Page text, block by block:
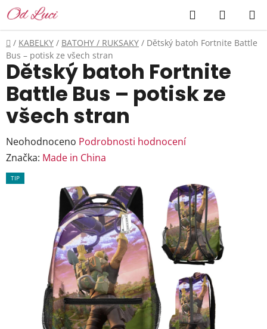
Přejít
na
obsah
Hledat
KOŠÍK
Domů
/ KABELKY / BATOHY / RUKSAKY / Dětský batoh Fortnite Battle
Bus – potisk ze všech stran
Dětský batoh Fortnite
Battle Bus – potisk ze
všech stran
Průměrné
hodnocení
produktu
hvězdiček.
Neohodnoceno Podrobnosti hodnocení
Značka: Made in China
TIP